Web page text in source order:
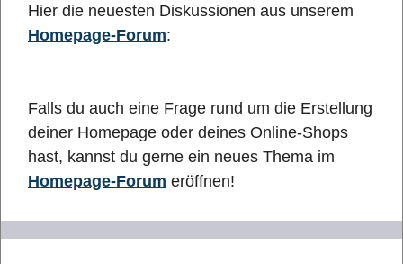
Hier die neuesten Diskussionen aus unserem
Homepage-Forum:
Falls du auch eine Frage rund um die Erstellung
deiner Homepage oder deines Online-Shops
hast, kannst du gerne ein neues Thema im
Homepage-Forum eröffnen!